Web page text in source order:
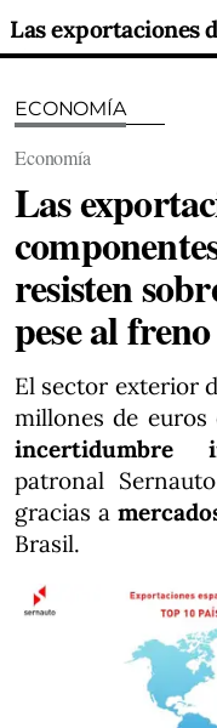
ECONOMÍA
Economía
Las
resisten
pese al
El sector exterior
millones de
incertidumbre
patronal
gracias a
Brasil.